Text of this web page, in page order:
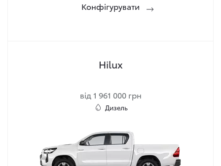
Конфігурувати
Hilux
від 1 961 000 грн
Дизель